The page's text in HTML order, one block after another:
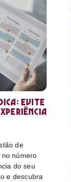
Evite
de
número
do seu
e descubra